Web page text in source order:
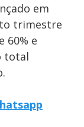
em
trimestre
60% e
total